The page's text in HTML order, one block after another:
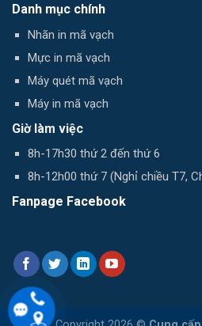
Danh mục chính
Nhãn in mã vạch
Mực in mã vạch
Máy quét mã vạch
Máy in mã vạch
Giờ làm việc
8h-17h30 thứ 2 đến thứ 6
8h-12h00 thứ 7 (Nghỉ chiều T7,
Fanpage Facebook